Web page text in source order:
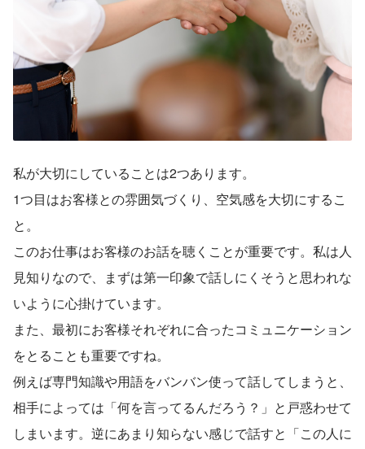
私が大切にしていることは2つあります。
1つ目はお客様との雰囲気づくり、空気感を大切にするこ
と。
このお仕事はお客様のお話を聴くことが重要です。私は人
見知りなので、まずは第一印象で話しにくそうと思われな
いように心掛けています。
また、最初にお客様それぞれに合ったコミュニケーション
をとることも重要ですね。
例えば専門知識や用語をバンバン使って話してしまうと、
相手によっては「何を言ってるんだろう？」と戸惑わせて
しまいます。逆にあまり知らない感じで話すと「この人に